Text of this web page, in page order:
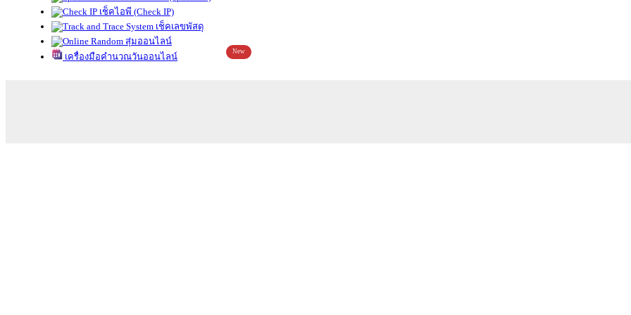
เช็คไอพี (Check IP)
เช็คเลขพัสดุ
สุ่มออนไลน์
เครื่องมือคำนวณวันออนไลน์
New